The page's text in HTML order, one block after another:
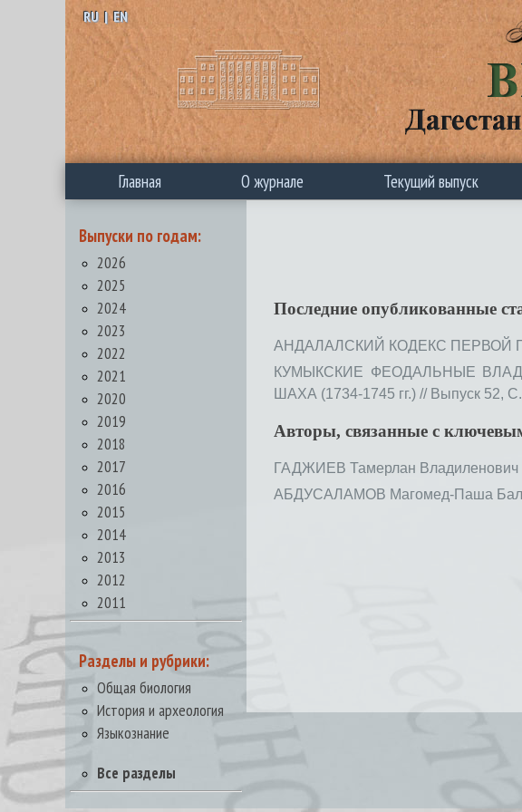
RU | EN
Главная О журнале Текущий выпуск
Выпуски по годам:
2026
2025
2024
2023
2022
2021
2020
2019
2018
2017
2016
2015
2014
2013
2012
2011
Разделы и рубрики:
Общая биология
История и археология
Языкознание
Все разделы
Последние опубликованные
АНДАЛАЛСКИЙ КОДЕКС ПЕРВОЙ
КУМЫКСКИЕ ФЕОДАЛЬНЫЕ
ШАХА (1734-1745 гг.) // Выпуск 52,
Авторы, связанные с
ГАДЖИЕВ Тамерлан Владиленович
АБДУСАЛАМОВ Магомед-Паша